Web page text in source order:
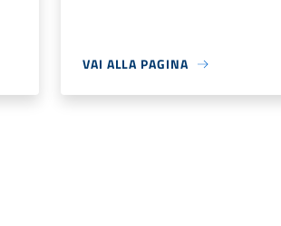
VAI ALLA PAGINA